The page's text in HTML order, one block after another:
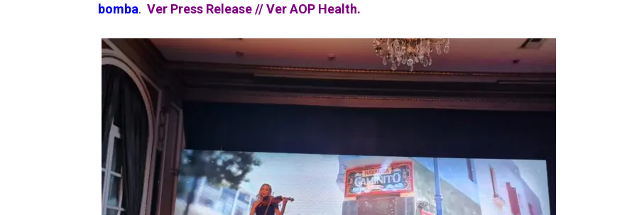
bomba. Ver Press Release//Ver AOP Health.